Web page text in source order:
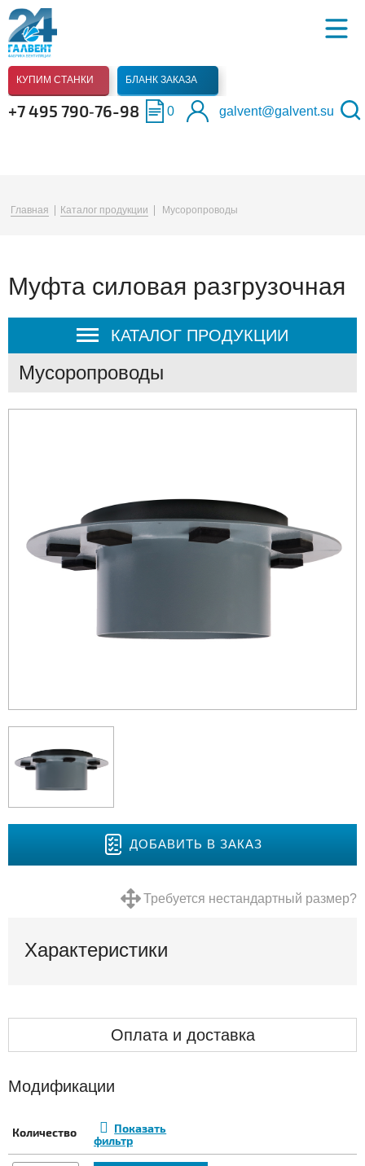
КУПИМ СТАНКИ БЛАНК ЗАКАЗА
+7 495 790‑76-98 0 galvent@galvent.su
Главная Каталог продукции Мусоропроводы
Муфта силовая разгрузочная
КАТАЛОГ ПРОДУКЦИИ
Мусоропроводы
ДОБАВИТЬ В ЗАКАЗ
Требуется нестандартный размер?
Характеристики
Оплата и доставка
Модификации
Количество
Показать
фильтр